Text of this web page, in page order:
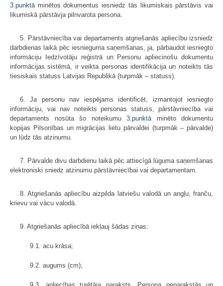
3.punktā minētos dokumentus iesniedz tās likumiskais pārstāvis vai
likumiskā pārstāvja pilnvarota persona.
5. Pārstāvniecība vai departaments atgriešanās apliecību izsniedz
darbdienas laikā pēc iesnieguma saņemšanas, ja, pārbaudot iesniegto
informāciju Iedzīvotāju reģistrā un Personu apliecinošu dokumentu
informācijas sistēmā, ir veikta personas identifikācija un noteikts tās
tiesiskais statuss Latvijas Republikā (turpmāk – statuss).
6. Ja personu nav iespējams identificēt, izmantojot iesniegto
informāciju, vai nav noteikts personas statuss, pārstāvniecība vai
departaments nosūta šo noteikumu 3.punktā minēto dokumentu
kopijas Pilsonības un migrācijas lietu pārvaldei (turpmāk – pārvalde)
un lūdz tās atzinumu.
7. Pārvalde divu darbdienu laikā pēc attiecīgā lūguma saņemšanas
elektroniski sniedz atzinumu pārstāvniecībai vai departamentam.
8. Atgriešanās apliecību aizpilda latviešu valodā un angļu, franču,
krievu vai vācu valodā.
9. Atgriešanās apliecībā iekļauj šādas ziņas:
9.1. acu krāsa;
9.2. augums (cm);